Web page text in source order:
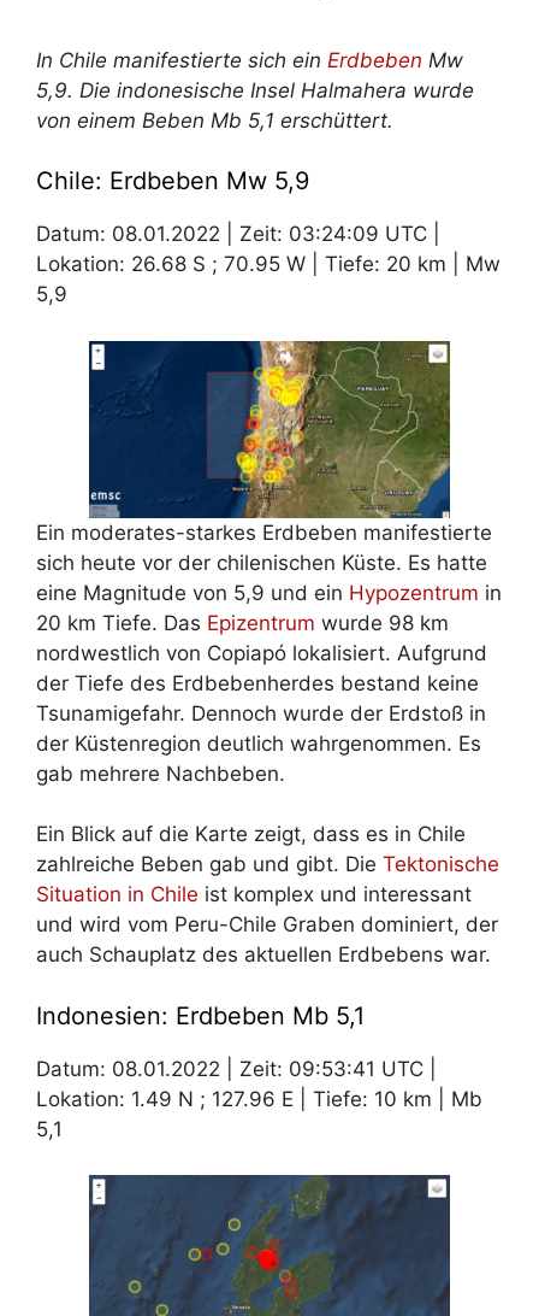
In Chile manifestierte sich ein Erdbeben Mw
5,9. Die indonesische Insel Halmahera wurde
von einem Beben Mb 5,1 erschüttert.
Chile: Erdbeben Mw 5,9
Datum: 08.01.2022 | Zeit: 03:24:09 UTC |
Lokation: 26.68 S ; 70.95 W | Tiefe: 20 km | Mw
5,9
Ein moderates-starkes Erdbeben manifestierte
sich heute vor der chilenischen Küste. Es hatte
eine Magnitude von 5,9 und ein Hypozentrum in
20 km Tiefe. Das Epizentrum wurde 98 km
nordwestlich von Copiapó lokalisiert. Aufgrund
der Tiefe des Erdbebenherdes bestand keine
Tsunamigefahr. Dennoch wurde der Erdstoß in
der Küstenregion deutlich wahrgenommen. Es
gab mehrere Nachbeben.
Ein Blick auf die Karte zeigt, dass es in Chile
zahlreiche Beben gab und gibt. Die Tektonische
Situation in Chile ist komplex und interessant
und wird vom Peru-Chile Graben dominiert, der
auch Schauplatz des aktuellen Erdbebens war.
Indonesien: Erdbeben Mb 5,1
Datum: 08.01.2022 | Zeit: 09:53:41 UTC |
Lokation: 1.49 N ; 127.96 E | Tiefe: 10 km | Mb
5,1